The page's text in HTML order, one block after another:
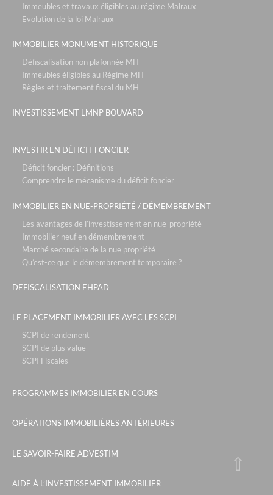
Immeubles et travaux éligibles au régime Malraux
Evolution de la loi Malraux
IMMOBILIER MONUMENT HISTORIQUE
Défiscalisation non plafonnée MH
Immeubles éligibles au Régime MH
Règles et traitement fiscal du MH
INVESTISSEMENT LMNP BOUVARD
INVESTIR EN DÉFICIT FONCIER
Déficit foncier : Définitions
Comprendre le mécanisme du déficit foncier
IMMOBILIER EN NUE-PROPRIÉTÉ / DÉMEMBREMENT
Les avantages de l’investissement en nue-propriété
Immobilier neuf en démembrement
Marché secondaire de la nue propriété
Qu’est-ce que le démembrement temporaire ?
DEFISCALISATION EHPAD
LE PLACEMENT IMMOBILIER AVEC LES SCPI
SCPI de rendement
SCPI de plus value
SCPI Fiscales
PROGRAMMES IMMOBILIER EN COURS
OPÉRATIONS IMMOBILIÈRES ANTÉRIEURES
LE SAVOIR-FAIRE ADVESTIM
AIDE À L’INVESTISSEMENT IMMOBILIER